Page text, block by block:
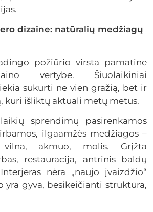
dizaine: natūralių medžiagų
požiūrio virsta pamatine
vertybe. Šiuolaikiniai
sukurti ne vien gražią, bet ir
kuri išliktų aktuali metų metus.
sprendimų pasirenkamos
ilgaamžės medžiagos –
akmuo, molis. Grįžta
restauracija, antrinis baldų
nėra „naujo įvaizdžio“
yra gyva, besikeičianti struktūra,